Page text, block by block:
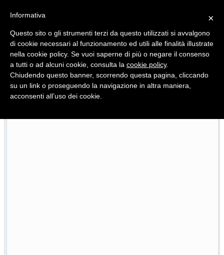
Quotidiano d'informazione distribuito in Molise con
×
Informativa
Questo sito o gli strumenti terzi da questo utilizzati si avvalgono
di cookie necessari al funzionamento ed utili alle finalità illustrate
nella cookie policy. Se vuoi saperne di più o negare il consenso
a tutti o ad alcuni cookie, consulta la cookie policy.
Chiudendo questo banner, scorrendo questa pagina, cliccando
su un link o proseguendo la navigazione in altra maniera,
acconsenti all’uso dei cookie.